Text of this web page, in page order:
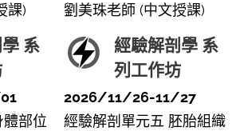
課)
劉美珠老師 (中文授課)
系
部位
經驗解剖學 系
列工作坊
2026/11/26-11/27
經驗解剖單元五 胚胎組織